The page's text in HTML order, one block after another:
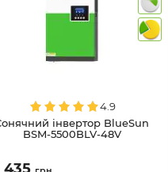
4.9
інвертор BlueSun
BSM-5500BLV-48V